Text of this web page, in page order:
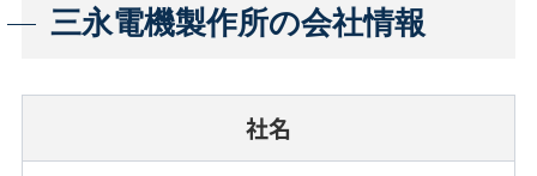
三永電機製作所の会社情報
社名